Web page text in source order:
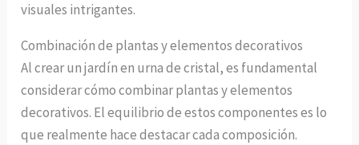
visuales intrigantes.
Combinación de plantas y elementos decorativos
Al crear un jardín en urna de cristal, es fundamental
considerar cómo combinar plantas y elementos
decorativos. El equilibrio de estos componentes es lo
que realmente hace destacar cada composición.